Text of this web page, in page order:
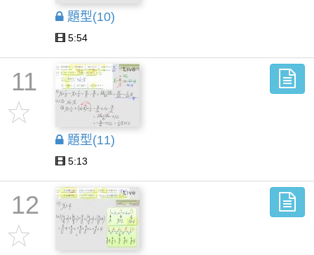
題型(10)
5:54
11
題型(11)
5:13
12